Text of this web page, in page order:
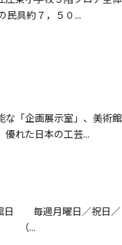
民具約７，５０...
「企画展示室」、美術館
れた日本の工芸...
日 毎週月曜日／祝日／
（...